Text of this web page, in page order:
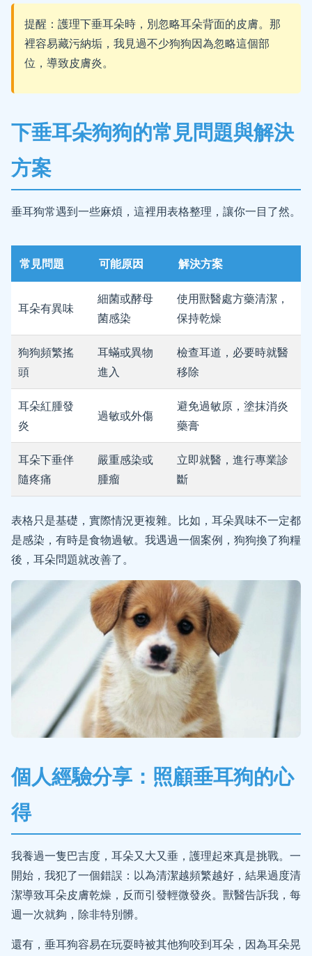
提醒：護理下垂耳朵時，別忽略耳朵背面的皮膚。那
裡容易藏污納垢，我見過不少狗狗因為忽略這個部
位，導致皮膚炎。
下垂耳朵狗狗的常見問題與解決
方案
垂耳狗常遇到一些麻煩，這裡用表格整理，讓你一目了然。
常見問題 可能原因 解決方案
耳朵有異味
細菌或酵母
菌感染
使用獸醫處方藥清潔，
保持乾燥
狗狗頻繁搖
頭
耳蟎或異物
進入
檢查耳道，必要時就醫
移除
耳朵紅腫發
炎
過敏或外傷
避免過敏原，塗抹消炎
藥膏
耳朵下垂伴
隨疼痛
嚴重感染或
腫瘤
立即就醫，進行專業診
斷
表格只是基礎，實際情況更複雜。比如，耳朵異味不一定都
是感染，有時是食物過敏。我遇過一個案例，狗狗換了狗糧
後，耳朵問題就改善了。
個人經驗分享：照顧垂耳狗的心
得
我養過一隻巴吉度，耳朵又大又垂，護理起來真是挑戰。一
開始，我犯了一個錯誤：以為清潔越頻繁越好，結果過度清
潔導致耳朵皮膚乾燥，反而引發輕微發炎。獸醫告訴我，每
週一次就夠，除非特別髒。
還有，垂耳狗容易在玩耍時被其他狗咬到耳朵，因為耳朵晃